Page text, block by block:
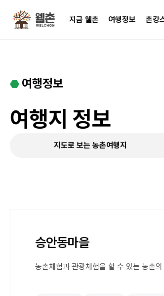
지금 웰촌 여행정보 촌캉
여행정보
여행지 정보
지도로 보는 농촌여행지
승안동마을
농촌체험과 관광체험을 할 수 있는 농촌